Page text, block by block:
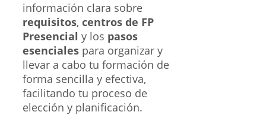
información clara sobre
requisitos, centros de FP
Presencial y los pasos
esenciales para organizar y
llevar a cabo tu formación de
forma sencilla y efectiva,
facilitando tu proceso de
elección y planificación.